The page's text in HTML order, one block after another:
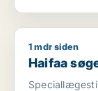
Haifaa søger
1 mdr siden
Haifaa